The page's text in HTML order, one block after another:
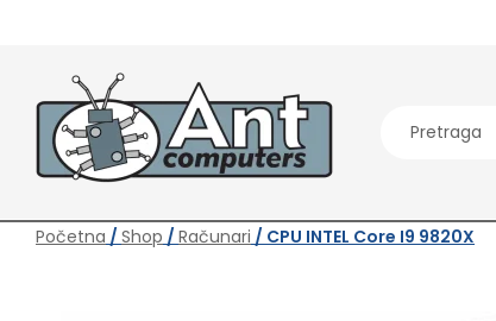
Početna / Shop / Računari / CPU INTEL Core I9 9820X